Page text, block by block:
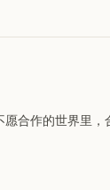
合作的世界里，